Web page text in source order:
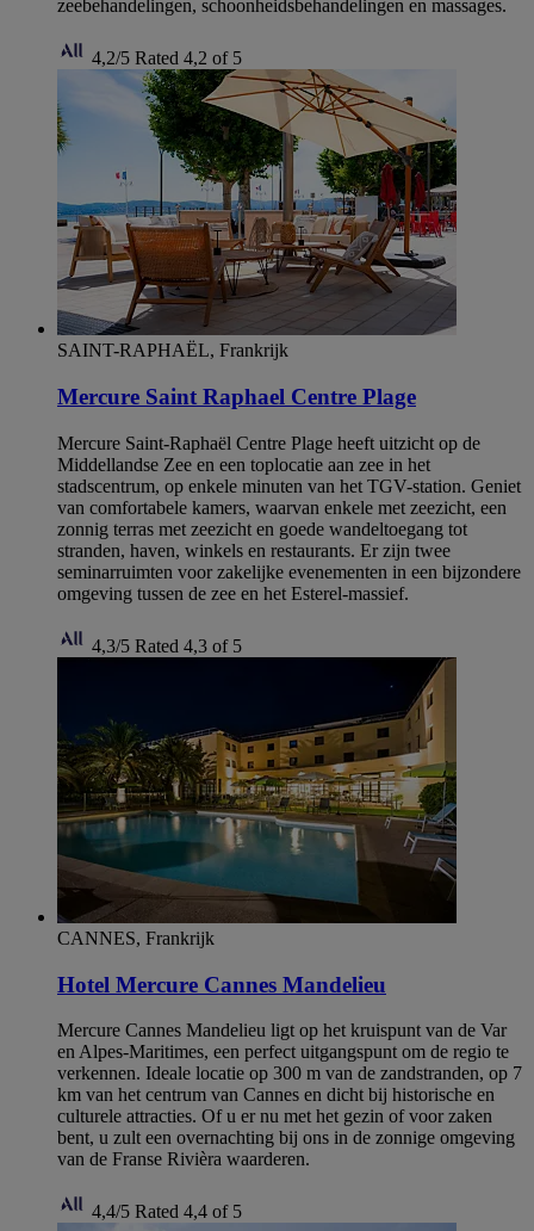
zeebehandelingen, schoonheidsbehandelingen en massages.
4,2/5 Rated 4,2 of 5
SAINT-RAPHAËL, Frankrijk
Mercure Saint Raphael Centre Plage
Mercure Saint-Raphaël Centre Plage heeft uitzicht op de
Middellandse Zee en een toplocatie aan zee in het
stadscentrum, op enkele minuten van het TGV-station. Geniet
van comfortabele kamers, waarvan enkele met zeezicht, een
zonnig terras met zeezicht en goede wandeltoegang tot
stranden, haven, winkels en restaurants. Er zijn twee
seminarruimten voor zakelijke evenementen in een bijzondere
omgeving tussen de zee en het Esterel-massief.
4,3/5 Rated 4,3 of 5
CANNES, Frankrijk
Hotel Mercure Cannes Mandelieu
Mercure Cannes Mandelieu ligt op het kruispunt van de Var
en Alpes-Maritimes, een perfect uitgangspunt om de regio te
verkennen. Ideale locatie op 300 m van de zandstranden, op 7
km van het centrum van Cannes en dicht bij historische en
culturele attracties. Of u er nu met het gezin of voor zaken
bent, u zult een overnachting bij ons in de zonnige omgeving
van de Franse Rivièra waarderen.
4,4/5 Rated 4,4 of 5